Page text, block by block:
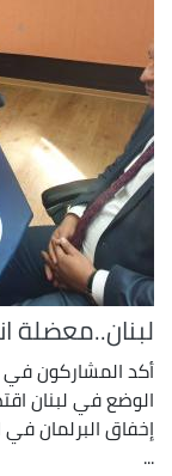
لبنان..معضلة
أكد المشاركون في
الوضع في لبنان
إخفاق البرلمان في
...